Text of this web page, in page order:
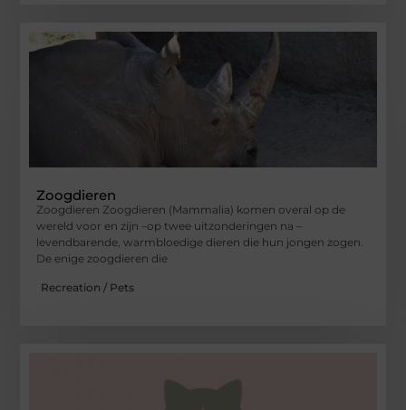
Zoogdieren
Zoogdieren Zoogdieren (Mammalia) komen overal op de
wereld voor en zijn –op twee uitzonderingen na –
levendbarende, warmbloedige dieren die hun jongen zogen.
De enige zoogdieren die
Recreation / Pets